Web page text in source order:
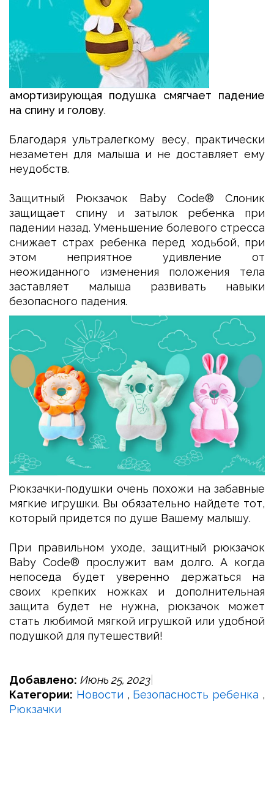
амортизирующая подушка смягчает падение
на спину и голову.
Благодаря ультралегкому весу, практически
незаметен для малыша и не доставляет ему
неудобств.
Защитный Рюкзачок Baby Code® Слоник
защищает спину и затылок ребенка при
падении назад. Уменьшение болевого стресса
снижает страх ребенка перед ходьбой, при
этом неприятное удивление от
неожиданного изменения положения тела
заставляет малыша развивать навыки
безопасного падения.
Рюкзачки-подушки очень похожи на забавные
мягкие игрушки. Вы обязательно найдете тот,
который придется по душе Вашему малышу.
При правильном уходе, защитный рюкзачок
Baby Code® прослужит вам долго. А когда
непоседа будет уверенно держаться на
своих крепких ножках и дополнительная
защита будет не нужна, рюкзачок может
стать любимой мягкой игрушкой или удобной
подушкой для путешествий!
Добавлено: Июнь 25, 2023
Категории: Новости , Безопасность ребенка ,
Рюкзачки